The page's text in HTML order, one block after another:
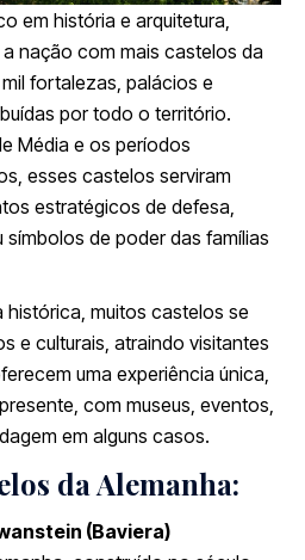
em história e arquitetura,
nação com mais castelos da
fortalezas, palácios e
por todo o território.
Média e os períodos
esses castelos serviram
estratégicos de defesa,
de poder das famílias
histórica, muitos castelos se
e culturais, atraindo visitantes
uma experiência única,
com museus, eventos,
em alguns casos.
da Alemanha:
(Baviera)